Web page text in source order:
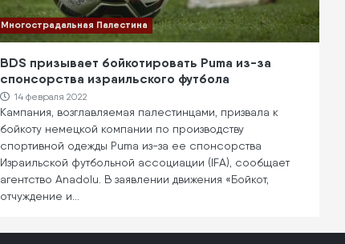
Многострадальная Палестина
BDS призывает бойкотировать Puma из-за
спонсорства израильского футбола
14 февраля 2022
Кампания, возглавляемая палестинцами, призвала к
бойкоту немецкой компании по производству
спортивной одежды Puma из-за ее спонсорства
Израильской футбольной ассоциации (IFA), сообщает
агентство Anadolu. В заявлении движения «Бойкот,
отчуждение и…